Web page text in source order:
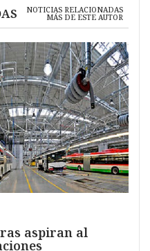
NOTICIAS RELACIONADAS
MÁS DE ESTE AUTOR
aspiran al